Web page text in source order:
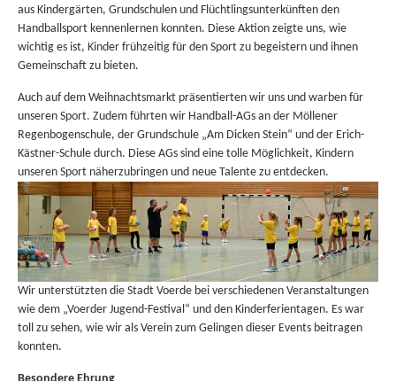
aus Kindergärten, Grundschulen und Flüchtlingsunterkünften den
Handballsport kennenlernen konnten. Diese Aktion zeigte uns, wie
wichtig es ist, Kinder frühzeitig für den Sport zu begeistern und ihnen
Gemeinschaft zu bieten.
Auch auf dem Weihnachtsmarkt präsentierten wir uns und warben für
unseren Sport. Zudem führten wir Handball-AGs an der Möllener
Regenbogenschule, der Grundschule „Am Dicken Stein“ und der Erich-
Kästner-Schule durch. Diese AGs sind eine tolle Möglichkeit, Kindern
unseren Sport näherzubringen und neue Talente zu entdecken.
Wir unterstützten die Stadt Voerde bei verschiedenen Veranstaltungen
wie dem „Voerder Jugend-Festival“ und den Kinderferientagen. Es war
toll zu sehen, wie wir als Verein zum Gelingen dieser Events beitragen
konnten.